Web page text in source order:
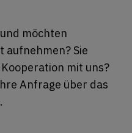
möchten
aufnehmen? Sie
mit uns?
Anfrage über das